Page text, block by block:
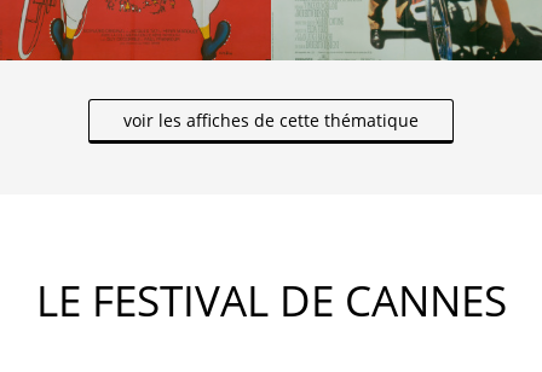
voir les affiches de cette thématique
LE FESTIVAL DE CANNES